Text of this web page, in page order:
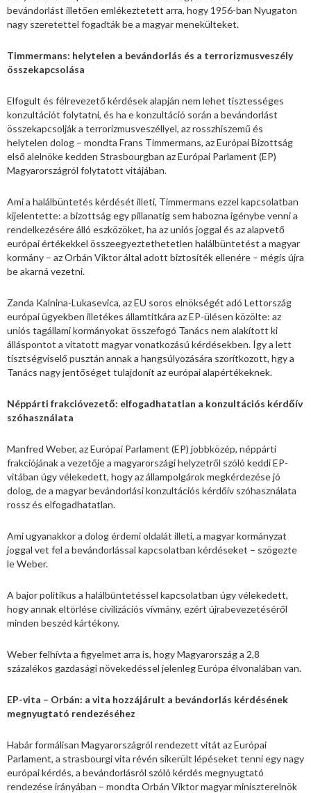
bevándorlást illetően emlékeztetett arra, hogy 1956-ban Nyugaton
nagy szeretettel fogadták be a magyar menekülteket.
Timmermans: helytelen a bevándorlás és a terrorizmusveszély
összekapcsolása
Elfogult és félrevezető kérdések alapján nem lehet tisztességes
konzultációt folytatni, és ha e konzultáció során a bevándorlást
összekapcsolják a terrorizmusveszéllyel, az rosszhiszemű és
helytelen dolog – mondta Frans Timmermans, az Európai Bizottság
első alelnöke kedden Strasbourgban az Európai Parlament (EP)
Magyarországról folytatott vitájában.
Ami a halálbüntetés kérdését illeti, Timmermans ezzel kapcsolatban
kijelentette: a bizottság egy pillanatig sem habozna igénybe venni a
rendelkezésére álló eszközöket, ha az uniós joggal és az alapvető
európai értékekkel összeegyeztethetetlen halálbüntetést a magyar
kormány – az Orbán Viktor által adott biztosíték ellenére – mégis újra
be akarná vezetni.
Zanda Kalnina-Lukasevica, az EU soros elnökségét adó Lettország
európai ügyekben illetékes államtitkára az EP-ülésen közölte: az
uniós tagállami kormányokat összefogó Tanács nem alakított ki
álláspontot a vitatott magyar vonatkozású kérdésekben. Így a lett
tisztségviselő pusztán annak a hangsúlyozására szorítkozott, hgy a
Tanács nagy jentőséget tulajdonít az európai alapértékeknek.
Néppárti frakcióvezető: elfogadhatatlan a konzultációs kérdőív
szóhasználata
Manfred Weber, az Európai Parlament (EP) jobbközép, néppárti
frakciójának a vezetője a magyarországi helyzetről szóló keddi EP-
vitában úgy vélekedett, hogy az állampolgárok megkérdezése jó
dolog, de a magyar bevándorlási konzultációs kérdőív szóhasználata
rossz és elfogadhatatlan.
Ami ugyanakkor a dolog érdemi oldalát illeti, a magyar kormányzat
joggal vet fel a bevándorlással kapcsolatban kérdéseket – szögezte
le Weber.
A bajor politikus a halálbüntetéssel kapcsolatban úgy vélekedett,
hogy annak eltörlése civilizációs vívmány, ezért újrabevezetéséről
minden beszéd kártékony.
Weber felhívta a figyelmet arra is, hogy Magyarország a 2,8
százalékos gazdasági növekedéssel jelenleg Európa élvonalában van.
EP-vita – Orbán: a vita hozzájárult a bevándorlás kérdésének
megnyugtató rendezéséhez
Habár formálisan Magyarországról rendezett vitát az Európai
Parlament, a strasbourgi vita révén sikerült lépéseket tenni egy nagy
európai kérdés, a bevándorlásról szóló kérdés megnyugtató
rendezése irányában – mondta Orbán Viktor magyar miniszterelnök